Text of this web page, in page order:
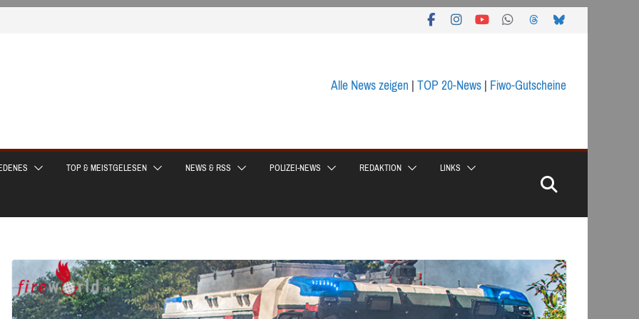
Alle News zeigen|TOP 20-News|Fiwo-Gutscheine
TOP & MEISTGELESEN NEWS & RSS POLIZEI-NEWS REDAKTION LINKS